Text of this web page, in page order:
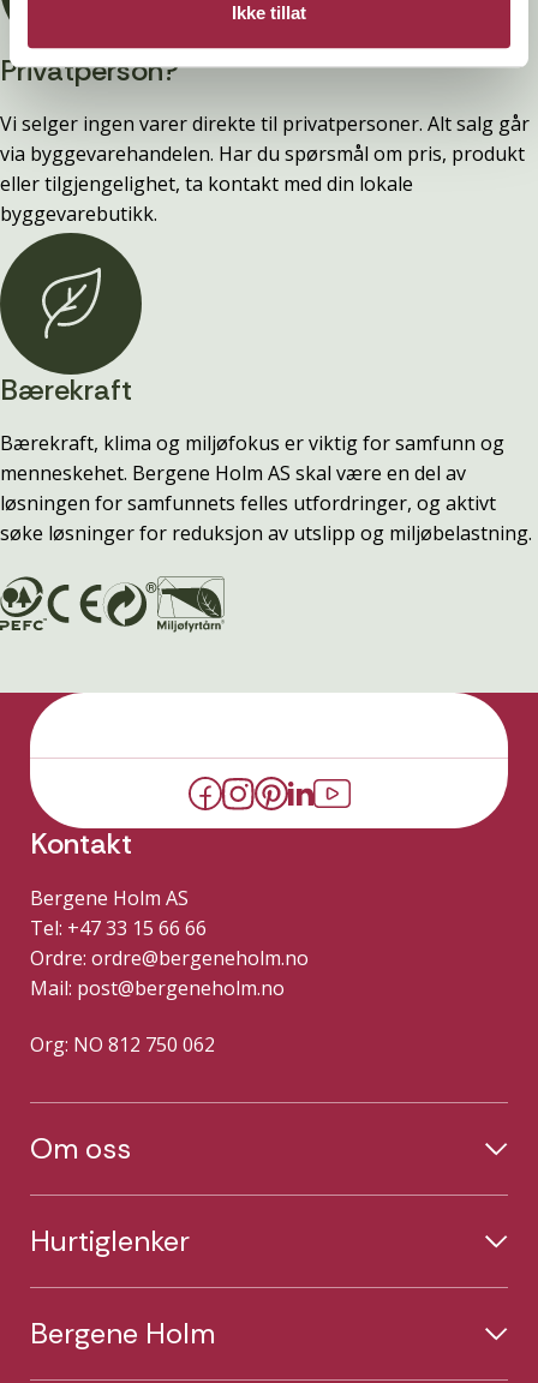
Ikke tillat
Privatperson?
Vi selger ingen varer direkte til privatpersoner. Alt salg går
via byggevarehandelen. Har du spørsmål om pris, produkt
eller tilgjengelighet, ta kontakt med din lokale
byggevarebutikk.
Bærekraft
Bærekraft, klima og miljøfokus er viktig for samfunn og
menneskehet. Bergene Holm AS skal være en del av
løsningen for samfunnets felles utfordringer, og aktivt
søke løsninger for reduksjon av utslipp og miljøbelastning.
Kontakt
Bergene Holm AS
Tel: +47 33 15 66 66
Ordre: ordre@bergeneholm.no
Mail: post@bergeneholm.no
Org: NO 812 750 062
Om oss
Hurtiglenker
Bergene Holm